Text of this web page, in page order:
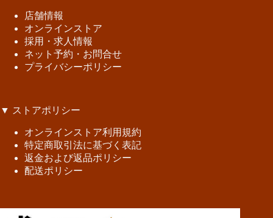
店舗情報
オンラインストア
採用・求人情報
ネット予約・お問合せ
プライバシーポリシー
▼ ストアポリシー
オンラインストア利用規約
特定商取引法に基づく表記
返金および返品ポリシー
配送ポリシー